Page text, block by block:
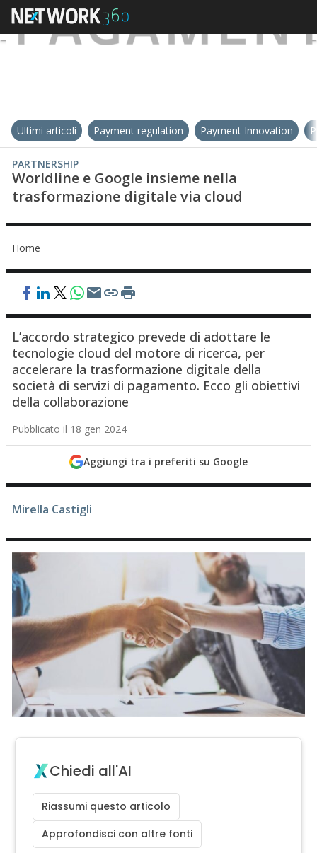
Ultimi articoli Payment regulation Payment Innovation
PARTNERSHIP
Worldline e Google insieme nella
trasformazione digitale via cloud
Home
L’accordo strategico prevede di adottare le
tecnologie cloud del motore di ricerca, per
accelerare la trasformazione digitale della
società di servizi di pagamento. Ecco gli obiettivi
della collaborazione
Pubblicato il 18 gen 2024
Aggiungi tra i preferiti su Google
Mirella Castigli
Chiedi all'AI
Riassumi questo articolo
Approfondisci con altre fonti